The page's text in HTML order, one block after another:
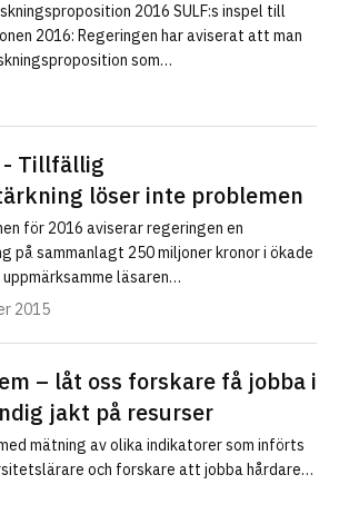
2016 SULF:s inspel till
2016: Regeringen har aviserat att man
som…
- Tillfällig
löser inte problemen
för 2016 aviserar regeringen en
på sammanlagt 250 miljoner kronor i ökade
läsaren…
2015
– låt oss forskare få jobba i
jakt på resurser
mätning av olika indikatorer som införts
och forskare att jobba hårdare…